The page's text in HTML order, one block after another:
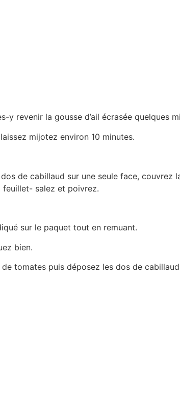
y revenir la gousse d’ail écrasée quelques
mijotez environ 10 minutes.
de cabillaud sur une seule face,
feuillet- salez et poivrez.
sur le paquet tout en remuant.
bien.
tomates puis déposez les dos de